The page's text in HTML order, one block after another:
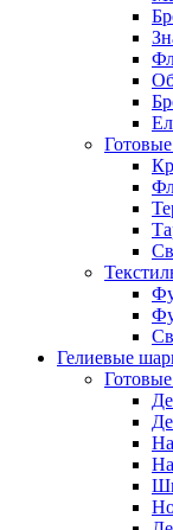
Гелиевые